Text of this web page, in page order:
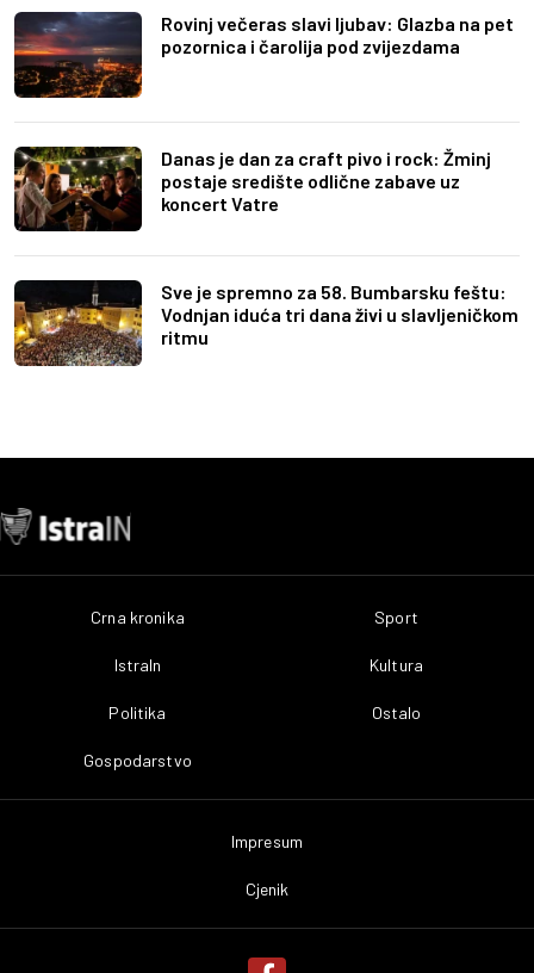
Rovinj večeras slavi ljubav: Glazba na pet
pozornica i čarolija pod zvijezdama
Danas je dan za craft pivo i rock: Žminj
postaje središte odlične zabave uz
koncert Vatre
Sve je spremno za 58. Bumbarsku feštu:
Vodnjan iduća tri dana živi u slavljeničkom
ritmu
Crna kronika
IstraIn
Politika
Gospodarstvo
Sport
Kultura
Ostalo
Impresum
Cjenik